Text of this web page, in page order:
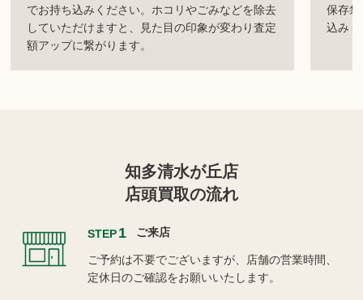
でお持ち込みください。ホコリやごみなどを除去
していただけますと、見た目の印象が変わり査定
額アップに繋がります。
保存
込み
知多清水が丘店
店頭買取の流れ
STEP1 ご来店
ご予約は不要でございますが、店舗の営業時間、
定休日のご確認をお願いいたします。